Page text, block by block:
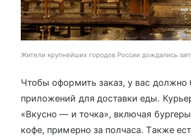
Жители крупнейших городов России дождались
Чтобы оформить заказ, у вас
приложений для доставки еды.
«Вкусно — и точка», включая
кофе, примерно за полчаса. Также